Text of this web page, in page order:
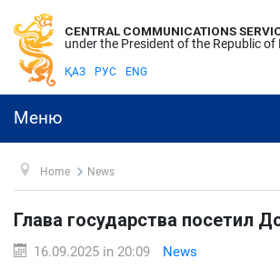
CENTRAL COMMUNICATIONS
under the President of the Republic
ҚАЗ РУС ENG
Меню
Home News
Глава государства посетил
16.09.2025 in 20:09 News